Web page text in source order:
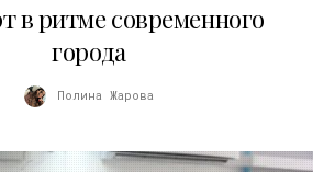
в ритме современного
города
Полина Жарова